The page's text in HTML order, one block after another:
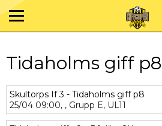
Tidaholms giff p8
Skultorps If 3 - Tidaholms giff p8
25/04 09:00, , Grupp E, UL11